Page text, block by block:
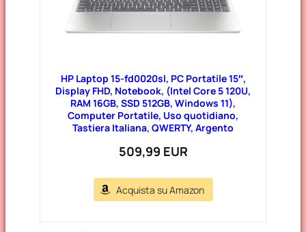
HP Laptop 15-fd0020sl, PC Portatile 15″,
Display FHD, Notebook, (Intel Core 5 120U,
RAM 16GB, SSD 512GB, Windows 11),
Computer Portatile, Uso quotidiano,
Tastiera Italiana, QWERTY, Argento
509,99 EUR
Acquista su Amazon